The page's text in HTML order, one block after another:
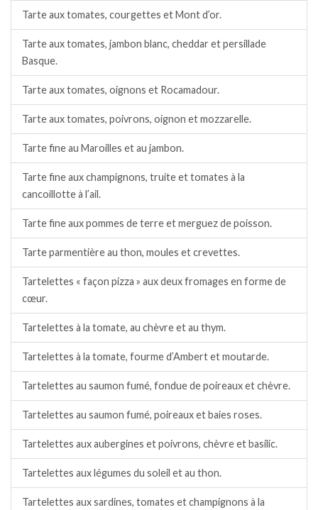
Tarte aux tomates, courgettes et Mont d’or.
Tarte aux tomates, jambon blanc, cheddar et persillade
Basque.
Tarte aux tomates, oignons et Rocamadour.
Tarte aux tomates, poivrons, oignon et mozzarelle.
Tarte fine au Maroilles et au jambon.
Tarte fine aux champignons, truite et tomates à la
cancoillotte à l’ail.
Tarte fine aux pommes de terre et merguez de poisson.
Tarte parmentière au thon, moules et crevettes.
Tartelettes « façon pizza » aux deux fromages en forme de
cœur.
Tartelettes à la tomate, au chèvre et au thym.
Tartelettes à la tomate, fourme d’Ambert et moutarde.
Tartelettes au saumon fumé, fondue de poireaux et chèvre.
Tartelettes au saumon fumé, poireaux et baies roses.
Tartelettes aux aubergines et poivrons, chèvre et basilic.
Tartelettes aux légumes du soleil et au thon.
Tartelettes aux sardines, tomates et champignons à la